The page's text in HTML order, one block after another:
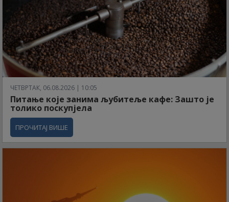
ЧЕТВРТАК, 06.08.2026 | 10:05
Питање које занима љубитеље кафе: Зашто је
толико поскупјела
ПРОЧИТАЈ ВИШЕ